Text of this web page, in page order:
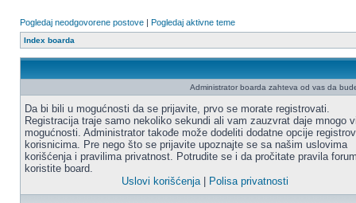
Pogledaj neodgovorene postove | Pogledaj aktivne teme
Index boarda
Administrator boarda zahteva od vas da
Da bi bili u mogućnosti da se prijavite, prvo se morate registrovati.
Registracija traje samo nekoliko sekundi ali vam zauzvrat daje mnogo
mogućnosti. Administrator takođe može dodeliti dodatne opcije
korisnicima. Pre nego što se prijavite upoznajte se sa našim uslovima
korišćenja i pravilima privatnost. Potrudite se i da pročitate pravila
koristite board.
Uslovi korišćenja| Polisa privatnosti